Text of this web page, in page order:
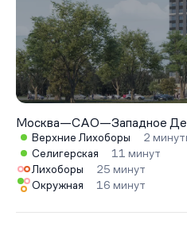
Москва—САО—Западное
Верхние Лихоборы
2
Селигерская
11 минут
Лихоборы
25 минут
Окружная
16 минут